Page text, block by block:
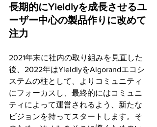
長期的にYieldlyを成長させるユ
ーザー中心の製品作りに改めて
注力
2021年末に社内の取り組みを見直した
後、2022年はYieldlyをAlgorandエコシ
ステムの柱として、よりコミュニティ
にフォーカスし、最終的にはコミュニ
ティによって運営されるよう、新たな
ビジョンを持ってスタートします。そ